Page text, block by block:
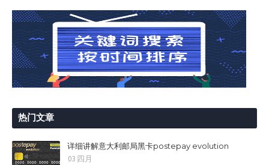
热门文章
详细讲解意大利邮局黑卡postepay evolution
03 四月